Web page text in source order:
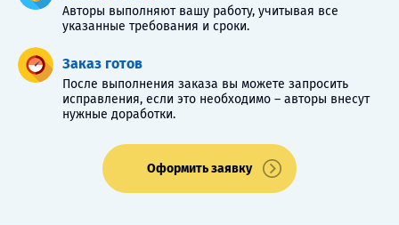
Авторы выполняют вашу работу, учитывая все
указанные требования и сроки.
Заказ готов
После выполнения заказа вы можете запросить
исправления, если это необходимо – авторы внесут
нужные доработки.
Оформить заявку